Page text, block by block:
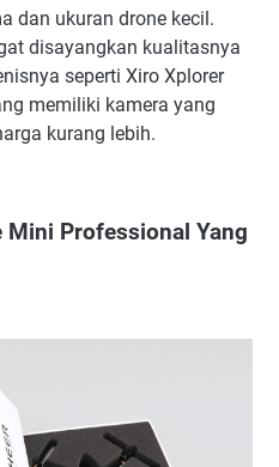
dan ukuran drone kecil.
disayangkan kualitasnya
seperti Xiro Xplorer
memiliki kamera yang
kurang lebih.
Mini Professional Yang